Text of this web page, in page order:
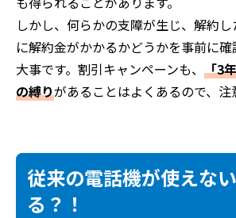
しかし、何らかの支障が生じ、解約
に解約金がかかるかどうかを事前に
大事です。割引キャンペーンも、 「3
の縛りがあることはよくあるので、注
従来の電話機が使えな
る？！